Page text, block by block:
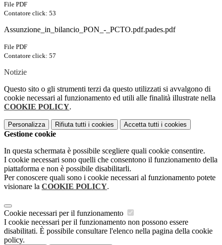
File PDF
Contatore click: 53
Assunzione_in_bilancio_PON_-_PCTO.pdf.pades.pdf
File PDF
Contatore click: 57
Notizie
Questo sito o gli strumenti terzi da questo utilizzati si avvalgono di
cookie necessari al funzionamento ed utili alle finalità illustrate nella
COOKIE POLICY.
Personalizza Rifiuta tutti i cookies Accetta tutti i cookies
Gestione cookie
In questa schermata è possibile scegliere quali cookie consentire.
I cookie necessari sono quelli che consentono il funzionamento della
piattaforma e non è possibile disabilitarli.
Per conoscere quali sono i cookie necessari al funzionamento potete
visionare la COOKIE POLICY.
Cookie necessari per il funzionamento
I cookie necessari per il funzionamento non possono essere
disabilitati. È possibile consultare l'elenco nella pagina della cookie
policy.